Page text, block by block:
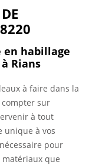
en habillage
Rians
à faire dans la
compter sur
à tout
unique à vos
pour
que